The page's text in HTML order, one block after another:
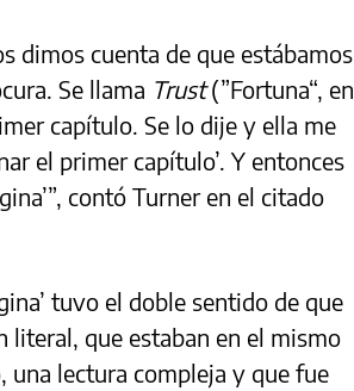
dimos cuenta de que estábamos
Se llama Trust(”Fortuna“, en
capítulo. Se lo dije y ella me
el primer capítulo’. Y entonces
contó Turner en el citado
tuvo el doble sentido de que
literal, que estaban en el mismo
una lectura compleja y que fue